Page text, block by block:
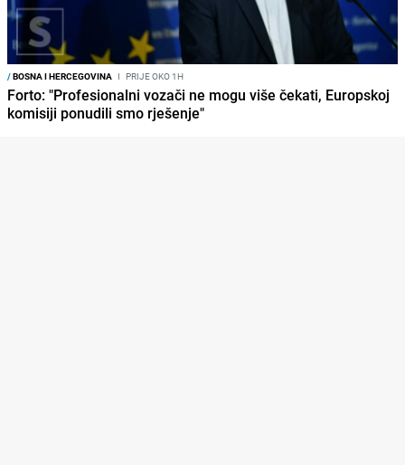
/BOSNA I HERCEGOVINA I PRIJE OKO 1H
Forto: "Profesionalni vozači ne mogu više čekati, Europskoj
komisiji ponudili smo rješenje"